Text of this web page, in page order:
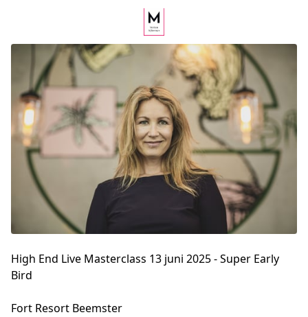
High End Live Masterclass 13 juni 2025 - Super Early
Bird
Fort Resort Beemster